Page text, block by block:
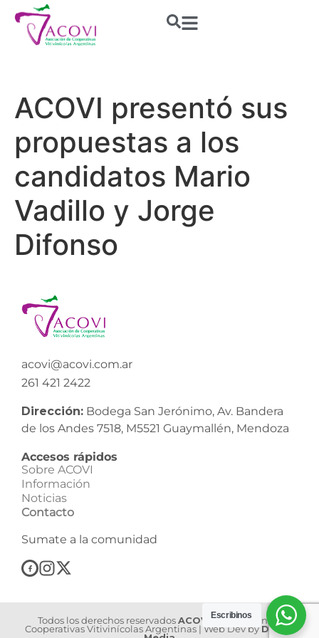
ACOVI presentó sus
propuestas a los
candidatos Mario
Vadillo y Jorge
Difonso
acovi@acovi.com.ar
261 421 2422
Dirección: Bodega San Jerónimo, Av. Bandera
de los Andes 7518, M5521 Guaymallén, Mendoza
Accesos rápidos
Sobre ACOVI
Información
Noticias
Contacto
Sumate a la comunidad
Todos los derechos reservados ACOVI | Asociación de
Cooperativas Vitivinícolas Argentinas | Web Dev by Dilook
Escribinos